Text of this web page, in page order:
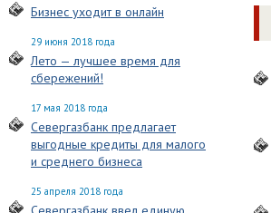
Бизнес уходит в онлайн
29 июня 2018 года
Лето — лучшее время для
сбережений!
17 мая 2018 года
Севергазбанк предлагает
выгодные кредиты для малого
и среднего бизнеса
25 апреля 2018 года